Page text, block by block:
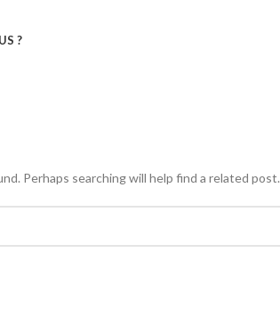
?
Perhaps searching will help find a related post.